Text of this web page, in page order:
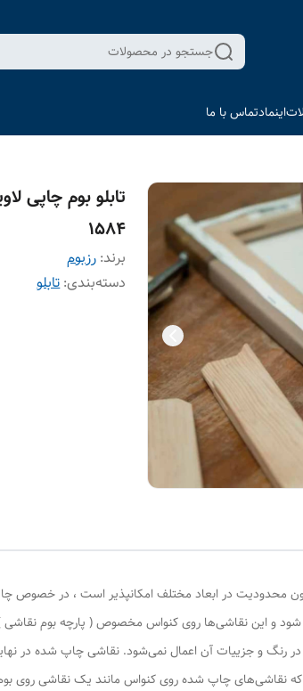
جستجو در محصولات
اینمادتماس با ما
1584
برند: رزبوم
دسته‌بندی:تابلو
محدودیت در ابعاد مختلف امکانپذیر است ، در خصوص
و این نقاشی‌ها روی کنواس مخصوص ( پارچه بوم نقاشی
در رنگ و جزییات آن اعمال نمی‌شود. نقاشی چاپ شده
که نقاشی‌های چاپ شده روی کنواس مانند یک نقاشی روی